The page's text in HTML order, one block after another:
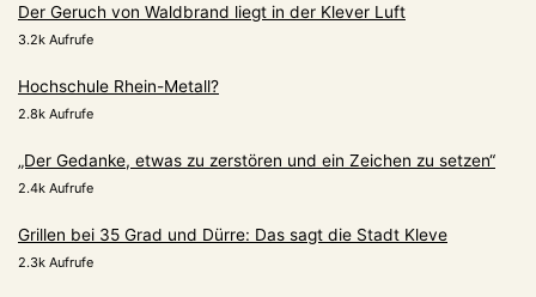
Der Geruch von Waldbrand liegt in der Klever Luft
3.2k Aufrufe
Hochschule Rhein-Metall?
2.8k Aufrufe
„Der Gedanke, etwas zu zerstören und ein Zeichen zu setzen“
2.4k Aufrufe
Grillen bei 35 Grad und Dürre: Das sagt die Stadt Kleve
2.3k Aufrufe